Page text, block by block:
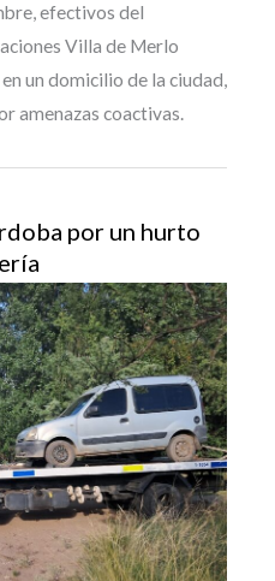
efectivos del
Villa de Merlo
un domicilio de la ciudad,
amenazas coactivas.
por un hurto